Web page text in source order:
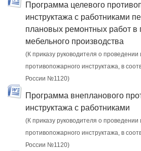
Программа целевого
инструктажа с работниками
плановых ремонтных работ
мебельного производства
(К приказу руководителя о проведении
противопожарного инструктажа, в
России №1120)
Программа внепланового
инструктажа с работниками
(К приказу руководителя о проведении
противопожарного инструктажа, в
России №1120)